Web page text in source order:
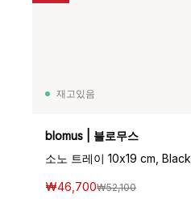
재고있음
blomus | 블로무스
소노 트레이 10x19 cm, Black
₩46,700₩52,100